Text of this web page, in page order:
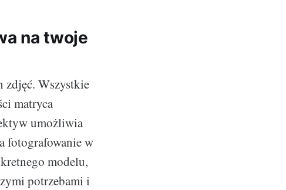
na twoje
zdjęć. Wszystkie
matryca
umożliwia
fotografowanie w
modelu,
potrzebami i